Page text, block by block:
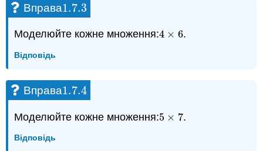
Вправа1.7.3
1.7.3
Моделюйте кожне множення:4 × 6
4 ×6 .
Відповідь
Вправа1.7.4
1.7.4
Моделюйте кожне множення:5 × 7
5 ×7 .
Відповідь